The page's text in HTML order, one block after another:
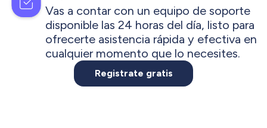
Vas a contar con un equipo de soporte
disponible las 24 horas del día, listo para
ofrecerte asistencia rápida y efectiva en
cualquier momento que lo necesites.
Registrate gratis